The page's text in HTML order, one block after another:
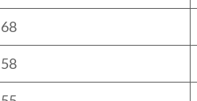
68
58